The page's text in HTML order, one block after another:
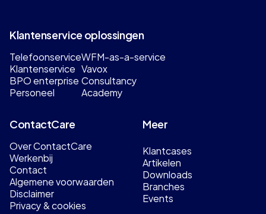
Klantenservice oplossingen
Telefoonservice
Klantenservice
BPO enterprise
Personeel
WFM-as-a-service
Vavox
Consultancy
Academy
Meer
Klantcases
Artikelen
Downloads
Branches
Events
ContactCare
Over ContactCare
Werkenbij
Contact
Algemene voorwaarden
Disclaimer
Privacy & cookies